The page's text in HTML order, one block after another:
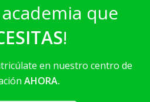
academia que
!
en nuestro centro de
AHORA.